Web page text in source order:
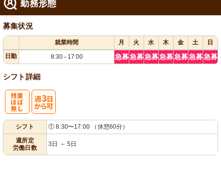
勤務形態
募集状況
就業時間 月 火 水 木 金 土
日
日勤
8:30～ 17:00 急募急募急募急募急募急募急募
シフト詳細
シフト
① 8:30〜17:00 （休憩60分）
週所定
労働日数
3日 ～ 5日